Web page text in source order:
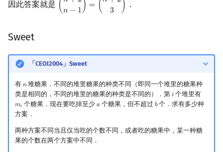
因此答案就是 ( 𝑛 − 1 ) = (
3
)
(n − ) =(n + ) ．
Sweet
「CEOI2004」Sweet
有 𝑛
n堆糖果．不同的堆里糖果的种类不同（即同一个堆里的糖果种
类是相同的，不同的堆里的糖果的种类是不同的）．第 𝑖i个堆里有
𝑚𝑖
mi 个糖果．现在要吃掉至少 𝑎
a个糖果，但不超过 𝑏
b个．求有多少种
方案．
两种方案不同当且仅当吃的个数不同，或者吃的糖果中，某一种糖
果的个数在两个方案中不同．